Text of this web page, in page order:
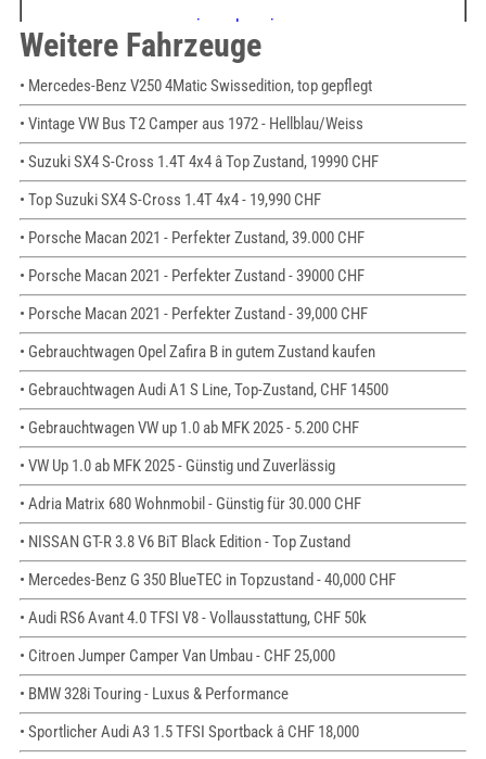
Weitere Fahrzeuge
• Mercedes-Benz V250 4Matic Swissedition, top gepflegt
• Vintage VW Bus T2 Camper aus 1972 - Hellblau/Weiss
• Suzuki SX4 S-Cross 1.4T 4x4 â Top Zustand, 19990 CHF
• Top Suzuki SX4 S-Cross 1.4T 4x4 - 19,990 CHF
• Porsche Macan 2021 - Perfekter Zustand, 39.000 CHF
• Porsche Macan 2021 - Perfekter Zustand - 39000 CHF
• Porsche Macan 2021 - Perfekter Zustand - 39,000 CHF
• Gebrauchtwagen Opel Zafira B in gutem Zustand kaufen
• Gebrauchtwagen Audi A1 S Line, Top-Zustand, CHF 14500
• Gebrauchtwagen VW up 1.0 ab MFK 2025 - 5.200 CHF
• VW Up 1.0 ab MFK 2025 - Günstig und Zuverlässig
• Adria Matrix 680 Wohnmobil - Günstig für 30.000 CHF
• NISSAN GT-R 3.8 V6 BiT Black Edition - Top Zustand
• Mercedes-Benz G 350 BlueTEC in Topzustand - 40,000 CHF
• Audi RS6 Avant 4.0 TFSI V8 - Vollausstattung, CHF 50k
• Citroen Jumper Camper Van Umbau - CHF 25,000
• BMW 328i Touring - Luxus & Performance
• Sportlicher Audi A3 1.5 TFSI Sportback â CHF 18,000